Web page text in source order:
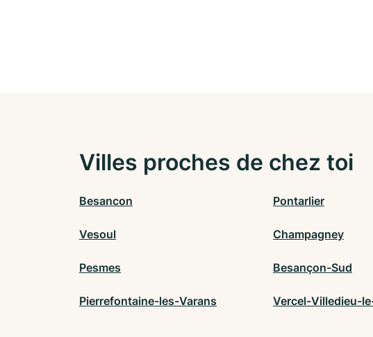
Villes proches de chez toi
Besancon Pontarlier
Vesoul Champagney
Pesmes Besançon-Sud
Pierrefontaine-les-Varans Vercel-Villedieu-